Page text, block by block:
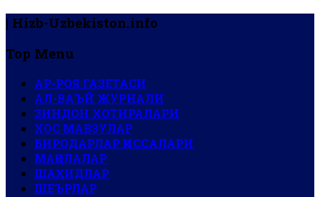
| Hizb-Uzbekiston.info
Top Menu
АР-РОЯ ГАЗЕТАСИ
АЛ-ВАЪЙ ЖУРНАЛИ
ЗИНДОН ХОТИРАЛАРИ
ХОС МАВЗУЛАР
БИРОДАРЛАР ҚИССАЛАРИ
МАҚОЛАЛАР
ШАҲИДЛАР
ШЕЪРЛАР